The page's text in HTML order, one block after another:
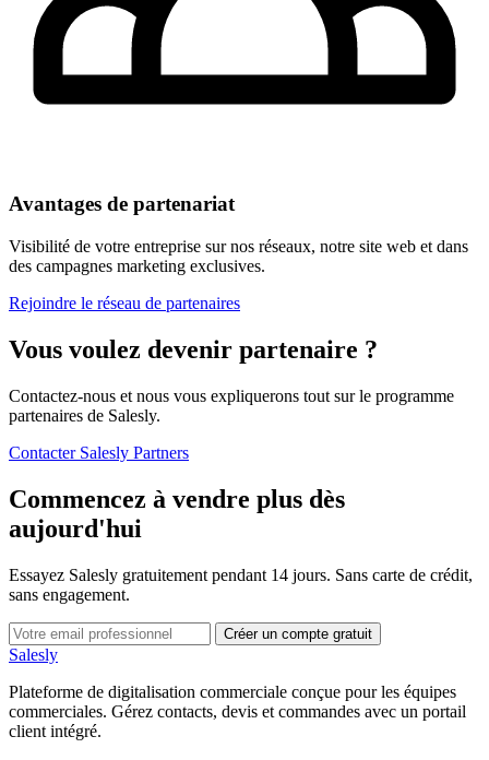
Avantages de partenariat
Visibilité de votre entreprise sur nos réseaux, notre site web et dans
des campagnes marketing exclusives.
Rejoindre le réseau de partenaires
Vous voulez devenir partenaire ?
Contactez-nous et nous vous expliquerons tout sur le programme
partenaires de Salesly.
Contacter Salesly Partners
Commencez à vendre plus dès
aujourd'hui
Essayez Salesly gratuitement pendant 14 jours. Sans carte de crédit,
sans engagement.
Créer un compte gratuit
Salesly
Plateforme de digitalisation commerciale conçue pour les équipes
commerciales. Gérez contacts, devis et commandes avec un portail
client intégré.